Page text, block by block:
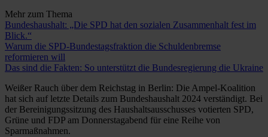
Mehr zum Thema
Bundeshaushalt: „Die SPD hat den sozialen Zusammenhalt fest im
Blick.“
Warum die SPD-Bundestagsfraktion die Schuldenbremse
reformieren will
Das sind die Fakten: So unterstützt die Bundesregierung die Ukraine
Weißer Rauch über dem Reichstag in Berlin: Die Ampel-Koalition
hat sich auf letzte Details zum Bundeshaushalt 2024 verständigt. Bei
der Bereinigungssitzung des Haushaltsausschusses votierten SPD,
Grüne und FDP am Donnerstagabend für eine Reihe von
Sparmaßnahmen.